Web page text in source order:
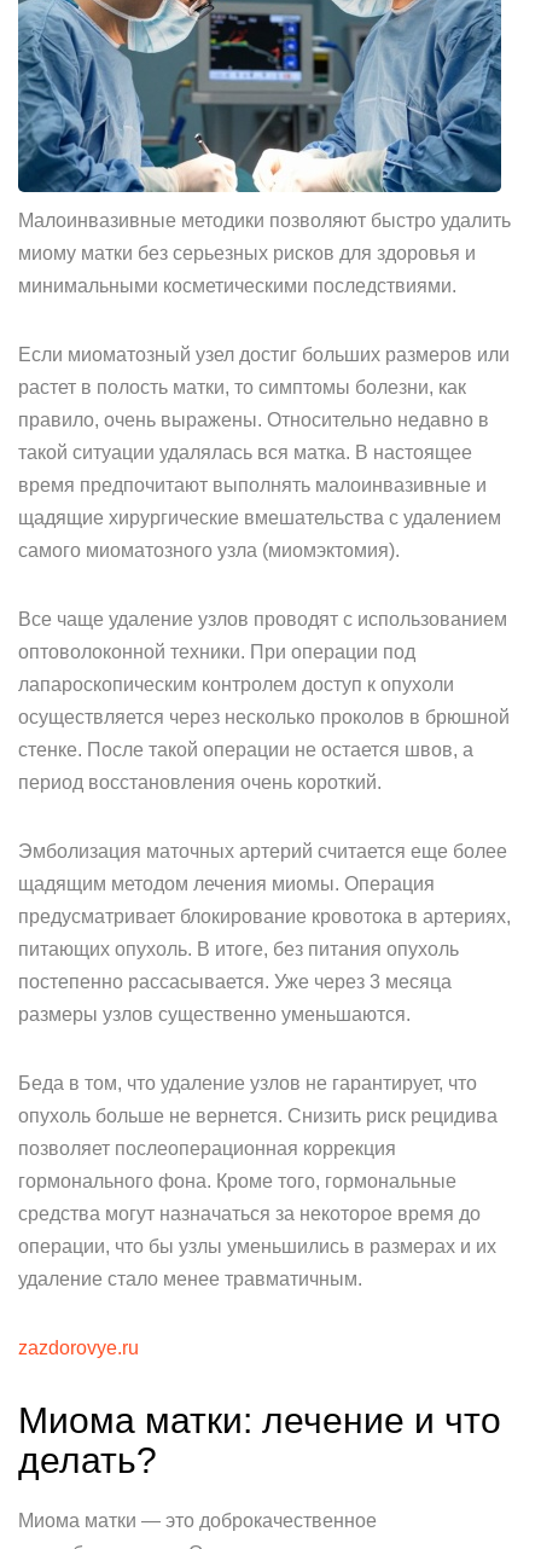
Малоинвазивные методики позволяют быстро удалить
миому матки без серьезных рисков для здоровья и
минимальными косметическими последствиями.
Если миоматозный узел достиг больших размеров или
растет в полость матки, то симптомы болезни, как
правило, очень выражены. Относительно недавно в
такой ситуации удалялась вся матка. В настоящее
время предпочитают выполнять малоинвазивные и
щадящие хирургические вмешательства с удалением
самого миоматозного узла (миомэктомия).
Все чаще удаление узлов проводят с использованием
оптоволоконной техники. При операции под
лапароскопическим контролем доступ к опухоли
осуществляется через несколько проколов в брюшной
стенке. После такой операции не остается швов, а
период восстановления очень короткий.
Эмболизация маточных артерий считается еще более
щадящим методом лечения миомы. Операция
предусматривает блокирование кровотока в артериях,
питающих опухоль. В итоге, без питания опухоль
постепенно рассасывается. Уже через 3 месяца
размеры узлов существенно уменьшаются.
Беда в том, что удаление узлов не гарантирует, что
опухоль больше не вернется. Снизить риск рецидива
позволяет послеоперационная коррекция
гормонального фона. Кроме того, гормональные
средства могут назначаться за некоторое время до
операции, что бы узлы уменьшились в размерах и их
удаление стало менее травматичным.
zazdorovye.ru
Миома матки: лечение и что
делать?
Миома матки — это доброкачественное